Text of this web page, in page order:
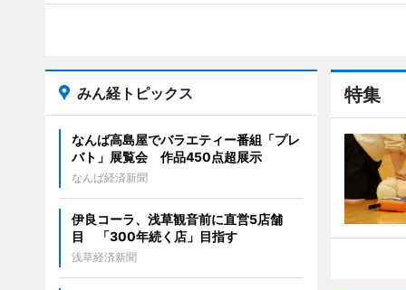
特集
みん経トピックス
なんば高島屋でバラエティー番組「プレ
バト」展覧会 作品450点超展示
なんば経済新聞
伊良コーラ、浅草観音前に直営5店舗
目 「300年続く店」目指す
浅草経済新聞